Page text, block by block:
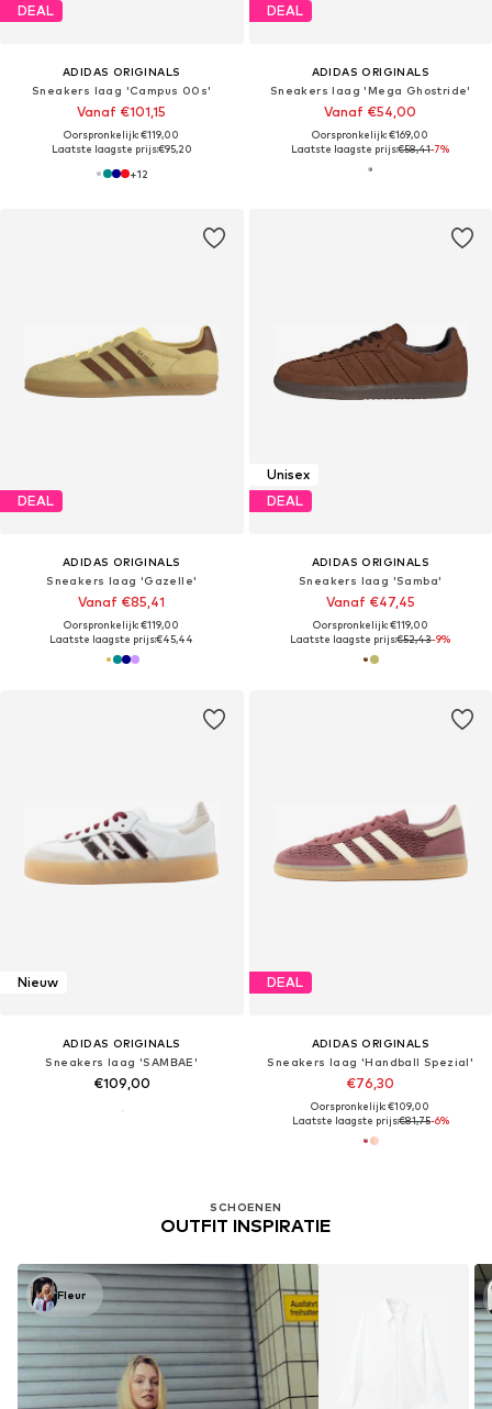
DEAL
ADIDAS ORIGINALS
Sneakers laag 'Campus 00s'
Vanaf €101,15
Oorspronkelijk: €119,00
Laatste laagste prijs:€95,20
+12
DEAL
ADIDAS ORIGINALS
Sneakers laag 'Mega Ghostride'
Vanaf €54,00
Oorspronkelijk: €169,00
Laatste laagste prijs:€58,41-7%
DEAL
ADIDAS ORIGINALS
Sneakers laag 'Gazelle'
Vanaf €85,41
Oorspronkelijk: €119,00
Laatste laagste prijs:€45,44
Unisex
DEAL
ADIDAS ORIGINALS
Sneakers laag 'Samba'
Vanaf €47,45
Oorspronkelijk: €119,00
Laatste laagste prijs:€52,43-9%
Nieuw
ADIDAS ORIGINALS
Sneakers laag 'SAMBAE'
€109,00
SCHOENEN
OUTFIT INSPIRATIE
Fleur
DEAL
ADIDAS ORIGINALS
Sneakers laag 'Handball Spezial'
€76,30
Oorspronkelijk: €109,00
Laatste laagste prijs:€81,75-6%